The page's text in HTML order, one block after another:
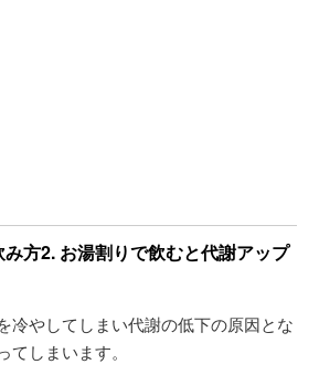
方2. お湯割りで飲むと代謝アップ
冷やしてしまい代謝の低下の原因とな
しまいます。